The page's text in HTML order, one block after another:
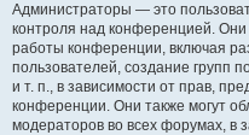
Администраторы — это
контроля над конференцией. Они
работы конференции, включая
пользователей, создание групп
и т. п., в зависимости от прав,
конференции. Они также могут
модераторов во всех форумах, в